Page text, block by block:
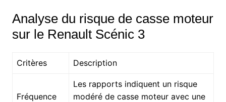
Analyse du risque de casse moteur
sur le Renault Scénic 3
Critères Description
Fréquence
Les rapports indiquent un risque
modéré de casse moteur avec une